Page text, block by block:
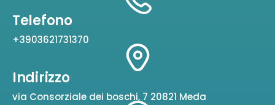
Telefono
+3903621731370
Indirizzo
via Consorziale dei boschi, 7 20821 Meda